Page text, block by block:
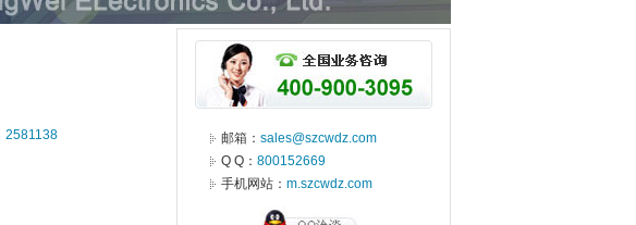
2581138 邮箱： sales@szcwdz.com
Q Q： 800152669
手机网站： m.szcwdz.com